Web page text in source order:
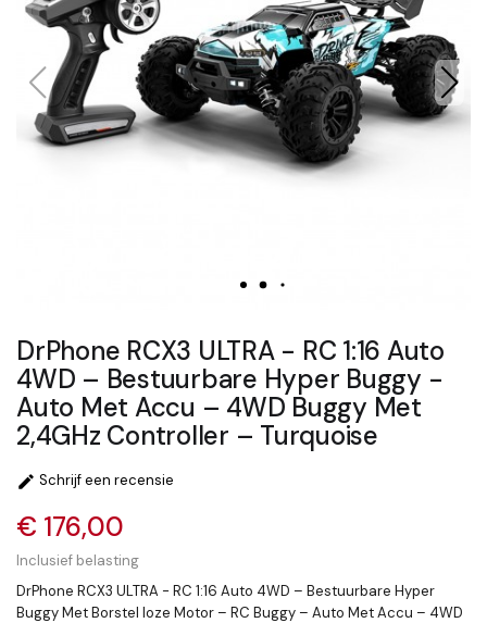
DrPhone RCX3 ULTRA - RC 1:16 Auto
4WD – Bestuurbare Hyper Buggy -
Auto Met Accu – 4WD Buggy Met
2,4GHz Controller – Turquoise
 Schrijf een recensie
€ 176,00
Inclusief belasting
DrPhone RCX3 ULTRA - RC 1:16 Auto 4WD – Bestuurbare Hyper
Buggy Met Borstel loze Motor – RC Buggy – Auto Met Accu – 4WD